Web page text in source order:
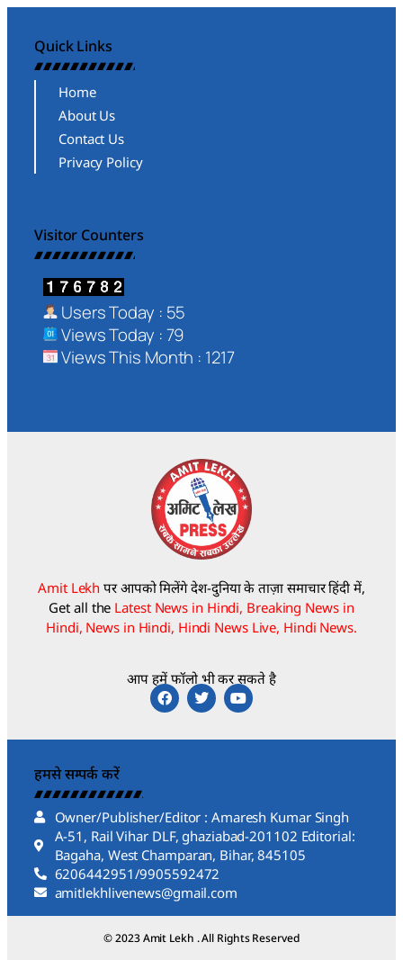
Quick Links
Home
About Us
Contact Us
Privacy Policy
Visitor Counters
Users Today : 55
Views Today : 79
Views This Month : 1217
Amit Lekh पर आपको मिलेंगे देश-दुनिया के ताज़ा समाचार हिंदी में,
Get all the Latest News in Hindi, Breaking News in
Hindi, News in Hindi, Hindi News Live, Hindi News.
आप हमें फॉलो भी कर सकते है
हमसे सम्पर्क करें
Owner/Publisher/Editor : Amaresh Kumar Singh
A-51, Rail Vihar DLF, ghaziabad-201102 Editorial:
Bagaha, West Champaran, Bihar, 845105
6206442951/9905592472
amitlekhlivenews@gmail.com
© 2023 Amit Lekh . All Rights Reserved